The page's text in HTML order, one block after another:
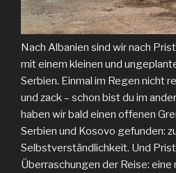
Nach Albanien sind wir nach
mit einem kleinen und
Serbien. Einmal im Regen nicht
und zack – schon bist du im
haben wir bald einen offenen
Serbien und Kosovo gefunden:
Selbstverständlichkeit. Und
Überraschungen der Reise: